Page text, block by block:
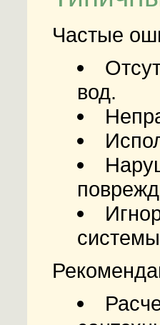
Частые
вод.